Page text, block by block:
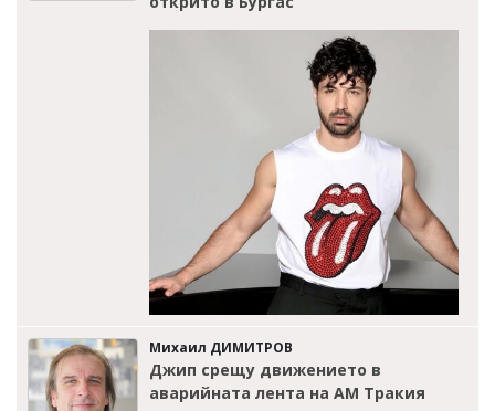
Михаил ДИМИТРОВ
Джип срещу движението в
аварийната лента на АМ Тракия